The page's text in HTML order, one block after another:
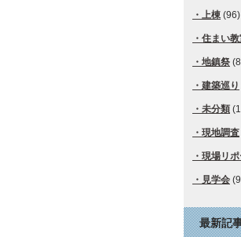
上棟 (96)
住まい
地鎮祭
建築巡り
未分類
現地調査
現場リポ
見学会
最新記